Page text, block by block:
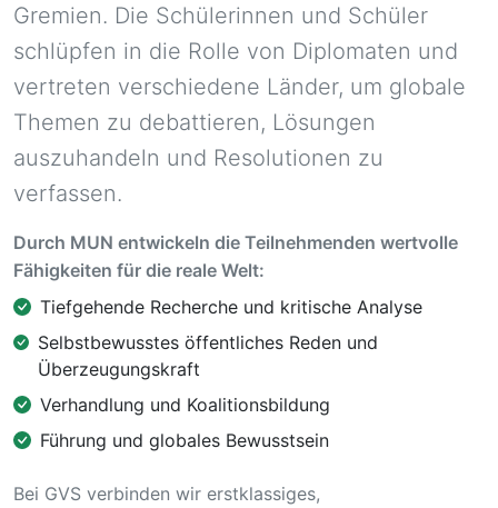
Gremien. Die Schülerinnen und Schüler
schlüpfen in die Rolle von Diplomaten und
vertreten verschiedene Länder, um globale
Themen zu debattieren, Lösungen
auszuhandeln und Resolutionen zu
verfassen.
Durch MUN entwickeln die Teilnehmenden wertvolle
Fähigkeiten für die reale Welt:
Tiefgehende Recherche und kritische Analyse
Selbstbewusstes öffentliches Reden und
Überzeugungskraft
Verhandlung und Koalitionsbildung
Führung und globales Bewusstsein
Bei GVS verbinden wir erstklassiges,